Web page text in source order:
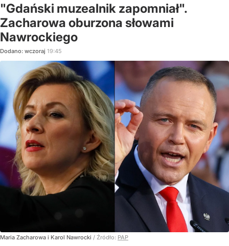
"Gdański muzealnik zapomniał".
Zacharowa oburzona słowami
Nawrockiego
Dodano: wczoraj 19:45
Maria Zacharowa i Karol Nawrocki / Źródło: PAP